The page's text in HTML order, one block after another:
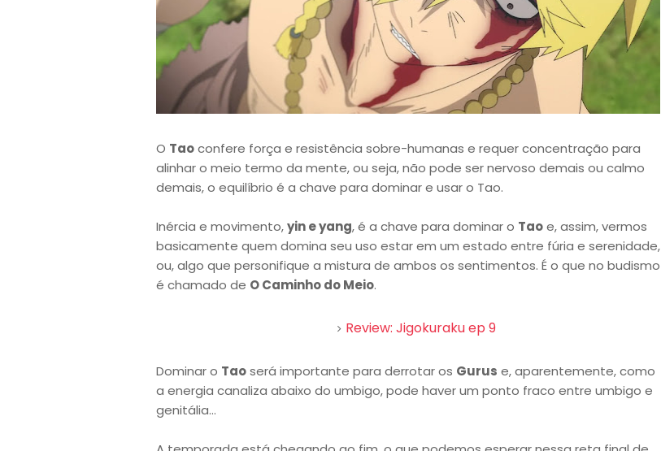
O Taoconfere força e resistência sobre-humanas e requer concentração para
alinhar o meio termo da mente, ou seja, não pode ser nervoso demais ou calmo
demais, o equilíbrio é a chave para dominar e usar o Tao.
Inércia e movimento,yin e yang, é a chave para dominar o Taoe, assim, vermos
basicamente quem domina seu uso estar em um estado entre fúria e serenidade,
ou, algo que personifique a mistura de ambos os sentimentos. É o que no budismo
é chamado de O Caminho do Meio.
Review: Jigokuraku ep 9
Dominar o Taoserá importante para derrotar os Gurus e, aparentemente, como
a energia canaliza abaixo do umbigo, pode haver um ponto fraco entre umbigo e
genitália...